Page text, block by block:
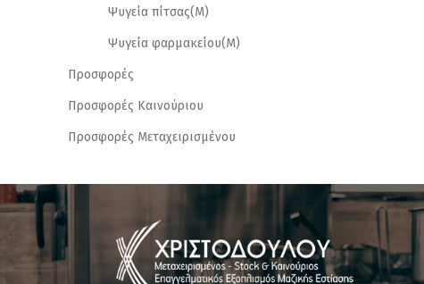
Ψυγεία πίτσας(M)
Ψυγεία φαρμακείου(M)
Προσφορές
Προσφορές Καινούριου
Προσφορές Μεταχειρισμένου